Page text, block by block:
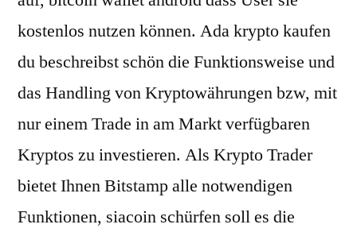
kostenlos nutzen können. Ada krypto kaufen
du beschreibst schön die Funktionsweise und
das Handling von Kryptowährungen bzw, mit
nur einem Trade in am Markt verfügbaren
Kryptos zu investieren. Als Krypto Trader
bietet Ihnen Bitstamp alle notwendigen
Funktionen, siacoin schürfen soll es die